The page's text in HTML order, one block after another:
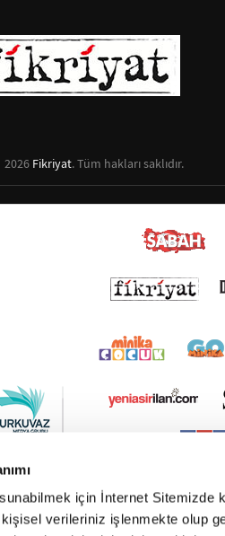
için İnternet Sitemizde
verileriniz işlenmekte olup
2026 Fikriyat. Tüm hakları saklıdır.